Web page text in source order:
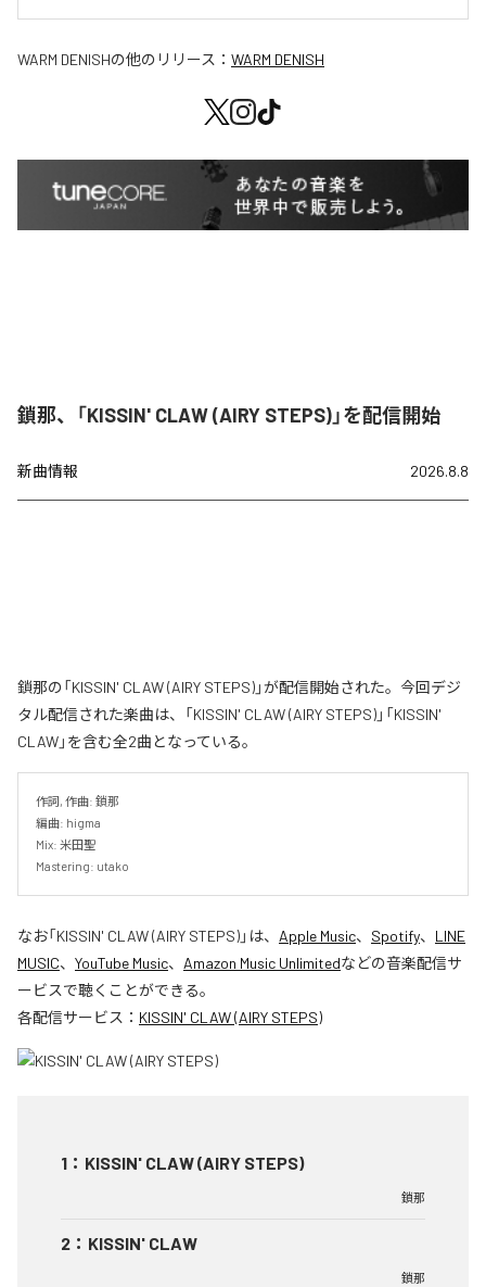
WARM DENISHの他のリリース： WARM DENISH
鎖那、「KISSIN' CLAW (AIRY STEPS)」を配信開始
新曲情報 2026.8.8
鎖那の「KISSIN' CLAW (AIRY STEPS)」が配信開始された。今回デジ
タル配信された楽曲は、「KISSIN' CLAW (AIRY STEPS)」「KISSIN'
CLAW」を含む全2曲となっている。
作詞, 作曲: 鎖那
編曲: higma
Mix: 米田聖
Mastering: utako
なお「KISSIN' CLAW (AIRY STEPS)」は、 Apple Music、 Spotify、 LINE
MUSIC、 YouTube Music、 Amazon Music Unlimitedなどの音楽配信サ
ービスで聴くことができる。
各配信サービス： KISSIN' CLAW (AIRY STEPS)
1 ： KISSIN' CLAW (AIRY STEPS)
鎖那
2 ： KISSIN' CLAW
鎖那